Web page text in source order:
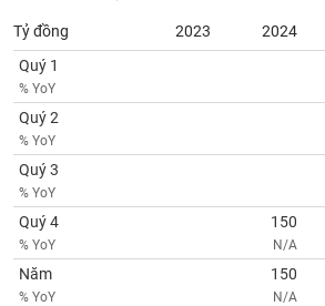
Tỷ đồng 2023 2024
Quý 1
% YoY
Quý 2
% YoY
Quý 3
% YoY
Quý 4
% YoY
150
N/A
Năm
% YoY
150
N/A